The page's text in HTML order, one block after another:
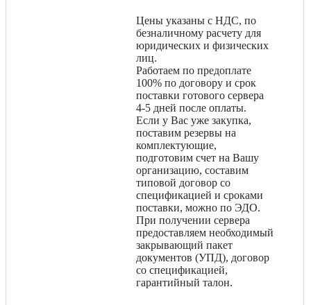
Цены указаны с НДС, по
безналичному расчету для
юридических и физических
лиц.
Работаем по предоплате
100% по договору и срок
поставки готового сервера
4-5 дней после оплаты.
Если у Вас уже закупка,
поставим резервы на
комплектующие,
подготовим счет на Вашу
организацию, составим
типовой договор со
спецификацией и сроками
поставки, можно по ЭДО.
При получении сервера
предоставляем необходимый
закрывающий пакет
документов (УПД), договор
со спецификацией,
гарантийный талон.